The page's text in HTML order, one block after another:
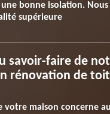
bonne isolation. Nous
supérieure
savoir-faire de
rénovation de
votre maison concerne